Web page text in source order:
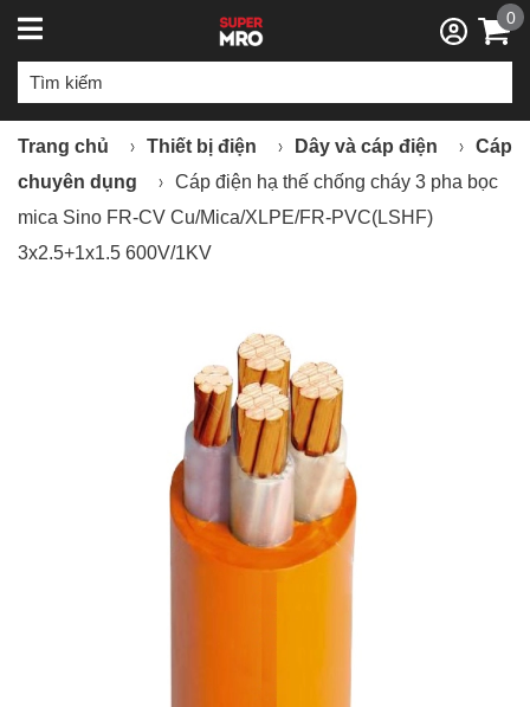
0
Trang chủ Thiết bị điện Dây và cáp điện
Cáp
chuyên dụng
Cáp điện hạ thế chống cháy 3 pha bọc
mica Sino FR-CV Cu/Mica/XLPE/FR-PVC(LSHF)
3x2.5+1x1.5 600V/1KV